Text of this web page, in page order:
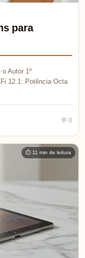
para
Autor 1º
12.1: Potência Octa
💬 0
⏱ 11 min de leitura